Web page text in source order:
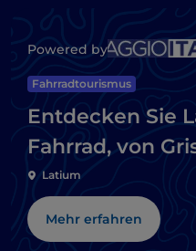
Powered by
Fahrradtourismus
Entdecken Sie
Fahrrad, von
Latium
Mehr erfahren